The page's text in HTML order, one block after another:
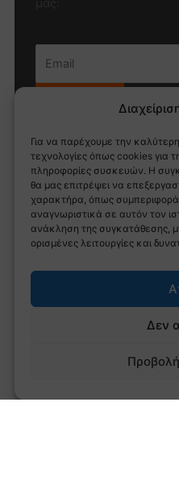
Για να παρέχουμε την
τεχνολογίες όπως cookies για
πληροφορίες συσκευών. Η
θα μας επιτρέψει να
χαρακτήρα, όπως συμπεριφορά
αναγνωριστικά σε αυτόν τον
ανάκληση της συγκατάθεσης,
ορισμένες λειτουργίες και
Δεν